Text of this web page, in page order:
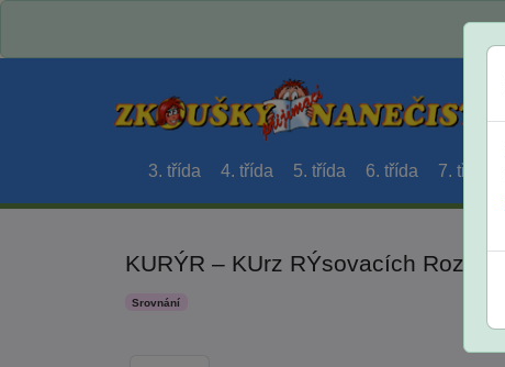
3. třída 4. třída 5. třída 6. třída 7. třída
KURÝR – KUrz RÝsovacích
Srovnání